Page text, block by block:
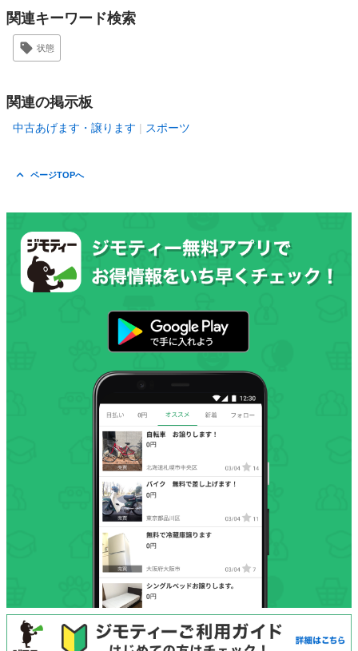
関連キーワード検索
状態
関連の掲示板
中古あげます・譲ります スポーツ
ページTOPへ